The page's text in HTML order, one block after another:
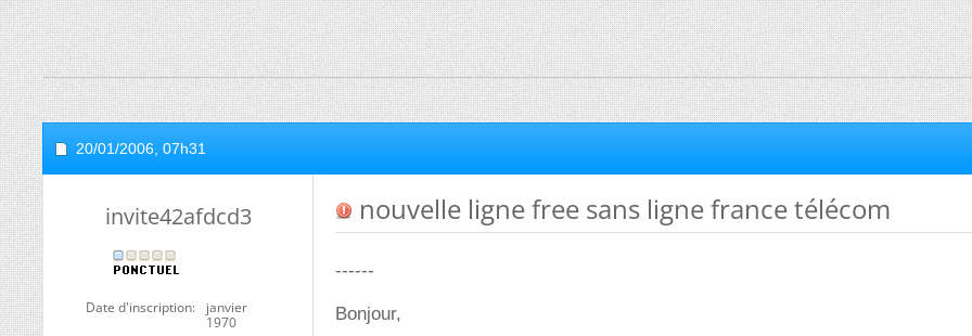
20/01/2006, 07h31
invite42afdcd3
Date d'inscription
janvier
1970
nouvelle ligne free sans ligne france télécom
------
Bonjour,